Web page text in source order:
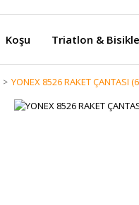
Koşu Triatlon &
YONEX 8526 RAKET ÇANTASI